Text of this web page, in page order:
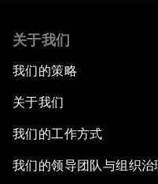
关于我们
我们的策略
关于我们
我们的工作方式
我们的领导团队与组织治